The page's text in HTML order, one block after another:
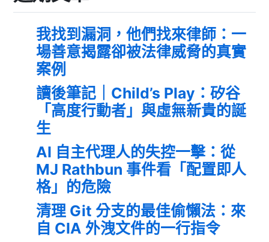
我找到漏洞，他們找來律師：一
場善意揭露卻被法律威脅的真實
案例
讀後筆記｜Child’s Play：矽谷
「高度行動者」與虛無新貴的誕
生
AI 自主代理人的失控一擊：從
MJ Rathbun 事件看「配置即人
格」的危險
清理 Git 分支的最佳偷懶法：來
自 CIA 外洩文件的一行指令